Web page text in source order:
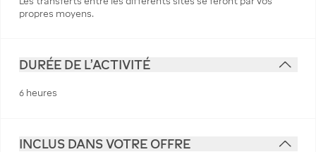
propres moyens.
DURÉE DE L'ACTIVITÉ
6 heures
INCLUS DANS VOTRE OFFRE